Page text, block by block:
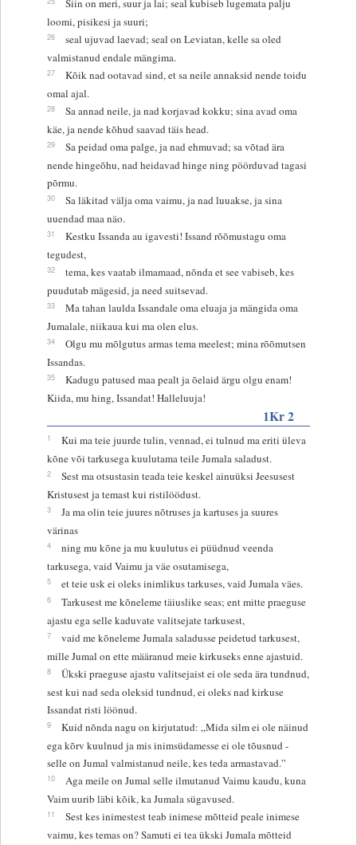
loomi, pisikesi ja suuri;
26
seal ujuvad laevad; seal on Leviatan, kelle sa oled
valmistanud endale mängima.
27
Kõik nad ootavad sind, et sa neile annaksid nende toidu
omal ajal.
28
Sa annad neile, ja nad korjavad kokku; sina avad oma
käe, ja nende kõhud saavad täis head.
29
Sa peidad oma palge, ja nad ehmuvad; sa võtad ära
nende hingeõhu, nad heidavad hinge ning pöörduvad tagasi
põrmu.
30
Sa läkitad välja oma vaimu, ja nad luuakse, ja sina
uuendad maa näo.
31
Kestku Issanda au igavesti! Issand rõõmustagu oma
tegudest,
32
tema, kes vaatab ilmamaad, nõnda et see vabiseb, kes
puudutab mägesid, ja need suitsevad.
33
Ma tahan laulda Issandale oma eluaja ja mängida oma
Jumalale, niikaua kui ma olen elus.
34
Olgu mu mõlgutus armas tema meelest; mina rõõmutsen
Issandas.
35
Kadugu patused maa pealt ja õelaid ärgu olgu enam!
Kiida, mu hing, Issandat! Halleluuja!
1Kr 2
1
Kui ma teie juurde tulin, vennad, ei tulnud ma eriti üleva
kõne või tarkusega kuulutama teile Jumala saladust.
2
Sest ma otsustasin teada teie keskel ainuüksi Jeesusest
Kristusest ja temast kui ristilöödust.
3
Ja ma olin teie juures nõtruses ja kartuses ja suures
värinas
4
ning mu kõne ja mu kuulutus ei püüdnud veenda
tarkusega, vaid Vaimu ja väe osutamisega,
5 et teie usk ei oleks inimlikus tarkuses, vaid Jumala väes.
6
Tarkusest me kõneleme täiuslike seas; ent mitte praeguse
ajastu ega selle kaduvate valitsejate tarkusest,
7
vaid me kõneleme Jumala saladusse peidetud tarkusest,
mille Jumal on ette määranud meie kirkuseks enne ajastuid.
8
Ükski praeguse ajastu valitsejaist ei ole seda ära tundnud,
sest kui nad seda oleksid tundnud, ei oleks nad kirkuse
Issandat risti löönud.
9
Kuid nõnda nagu on kirjutatud: „Mida silm ei ole näinud
ega kõrv kuulnud ja mis inimsüdamesse ei ole tõusnud -
selle on Jumal valmistanud neile, kes teda armastavad.”
10
Aga meile on Jumal selle ilmutanud Vaimu kaudu, kuna
Vaim uurib läbi kõik, ka Jumala sügavused.
11
Sest kes inimestest teab inimese mõtteid peale inimese
vaimu, kes temas on? Samuti ei tea ükski Jumala mõtteid